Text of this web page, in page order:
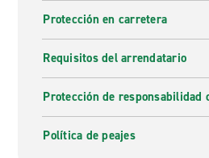
Protección en carretera
Requisitos del arrendatario
Protección de
Política de peajes